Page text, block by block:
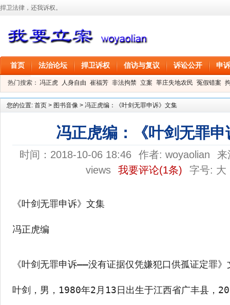
捍卫法律，还我诉权。
首页 法治论坛 捍卫诉权 信访与复议 诉讼公开 申
热门搜索： 冯正虎 人身自由 崔福芳 非法拘禁 立案 莘庄失地农民 冤假错案
叶剑 刑事拘留 信息公开 叶桂香
您的位置: 首页 > 图书音像 > 冯正虎编：《叶剑无罪申诉》文集
冯正虎编：《叶剑无罪申
时间：2018-10-06 18:46 作者: woyaolian
views
我要评论(1条) 字号: 大
《叶剑无罪申诉》文集
冯正虎编
《叶剑无罪申诉——没有证据仅凭嫌犯口供孤证定罪
叶剑，男，1980年2月13日出生于江西省广丰县，